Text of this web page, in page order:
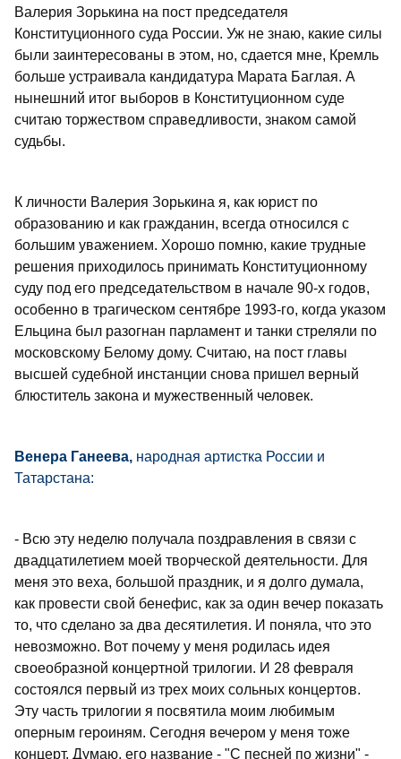
Валерия Зорькина на пост председателя
Конституционного суда России. Уж не знаю, какие силы
были заинтересованы в этом, но, сдается мне, Кремль
больше устраивала кандидатура Марата Баглая. А
нынешний итог выборов в Конституционном суде
считаю торжеством справедливости, знаком самой
судьбы.
К личности Валерия Зорькина я, как юрист по
образованию и как гражданин, всегда относился с
большим уважением. Хорошо помню, какие трудные
решения приходилось принимать Конституционному
суду под его председательством в начале 90-х годов,
особенно в трагическом сентябре 1993-го, когда указом
Ельцина был разогнан парламент и танки стреляли по
московскому Белому дому. Считаю, на пост главы
высшей судебной инстанции снова пришел верный
блюститель закона и мужественный человек.
Венера Ганеева, народная артистка России и
Татарстана:
- Всю эту неделю получала поздравления в связи с
двадцатилетием моей творческой деятельности. Для
меня это веха, большой праздник, и я долго думала,
как провести свой бенефис, как за один вечер показать
то, что сделано за два десятилетия. И поняла, что это
невозможно. Вот почему у меня родилась идея
своеобразной концертной трилогии. И 28 февраля
состоялся первый из трех моих сольных концертов.
Эту часть трилогии я посвятила моим любимым
оперным героиням. Сегодня вечером у меня тоже
концерт. Думаю, его название - "С песней по жизни" -